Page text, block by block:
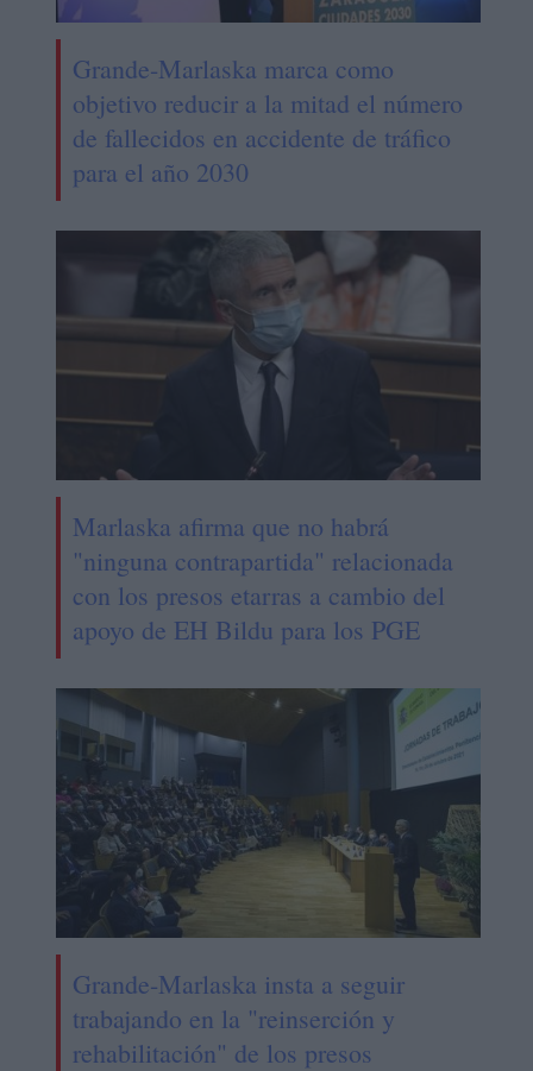
Grande-Marlaska marca como
objetivo reducir a la mitad el número
de fallecidos en accidente de tráfico
para el año 2030
Marlaska afirma que no habrá
"ninguna contrapartida" relacionada
con los presos etarras a cambio del
apoyo de EH Bildu para los PGE
Grande-Marlaska insta a seguir
trabajando en la "reinserción y
rehabilitación" de los presos